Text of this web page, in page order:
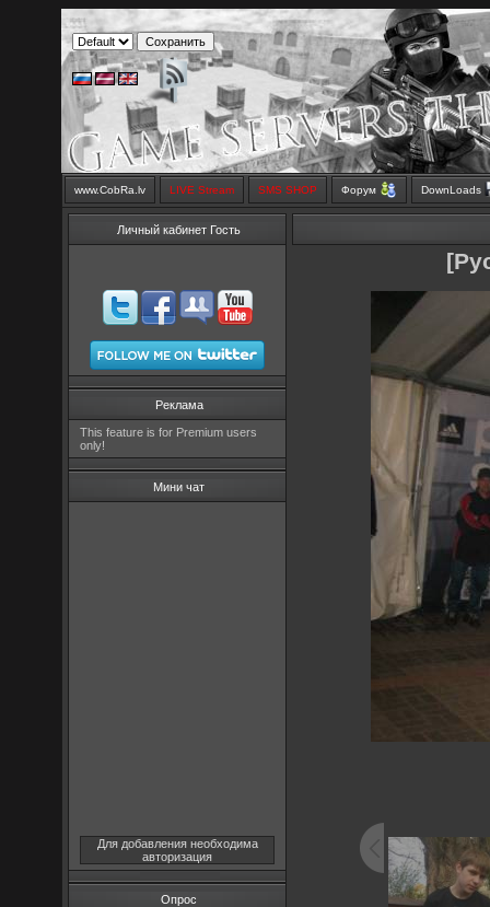
www.CobRa.lv LIVE Stream SMS SHOP Форум DownLoads
Личный кабинет Гость
Реклама
This feature is for Premium users
only!
Мини чат
Для добавления необходима
авторизация
Опрос